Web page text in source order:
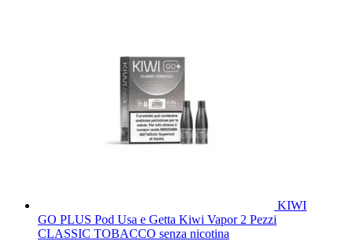
KIWI
GO PLUS Pod Usa e Getta Kiwi Vapor 2 Pezzi
CLASSIC TOBACCO senza nicotina